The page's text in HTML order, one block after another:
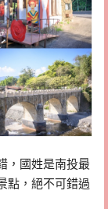
，國姓是南投最
點，絕不可錯過